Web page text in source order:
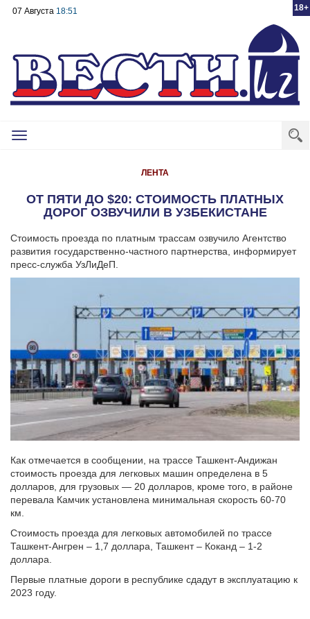
18+
07 Августа 18:51
Toggle
ЛЕНТА
ОТ ПЯТИ ДО $20: СТОИМОСТЬ ПЛАТНЫХ
ДОРОГ ОЗВУЧИЛИ В УЗБЕКИСТАНЕ
Стоимость проезда по платным трассам озвучило Агентство
развития государственно-частного партнерства, информирует
пресс-служба УзЛиДеП.
Как отмечается в сообщении, на трассе Ташкент-Андижан
стоимость проезда для легковых машин определена в 5
долларов, для грузовых — 20 долларов, кроме того, в районе
перевала Камчик установлена минимальная скорость 60-70
км.
Стоимость проезда для легковых автомобилей по трассе
Ташкент-Ангрен – 1,7 доллара, Ташкент – Коканд – 1-2
доллара.
Первые платные дороги в республике сдадут в эксплуатацию к
2023 году.